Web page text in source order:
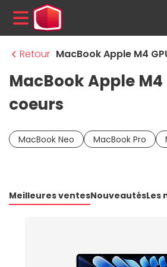
MENU
Retour MacBook Apple M4
MacBook Apple M4
coeurs
MacBook Neo MacBook Pro
Meilleures ventesNouveautésLes